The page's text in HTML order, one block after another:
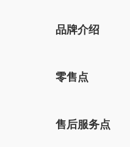
品牌介绍
零售点
售后服务点